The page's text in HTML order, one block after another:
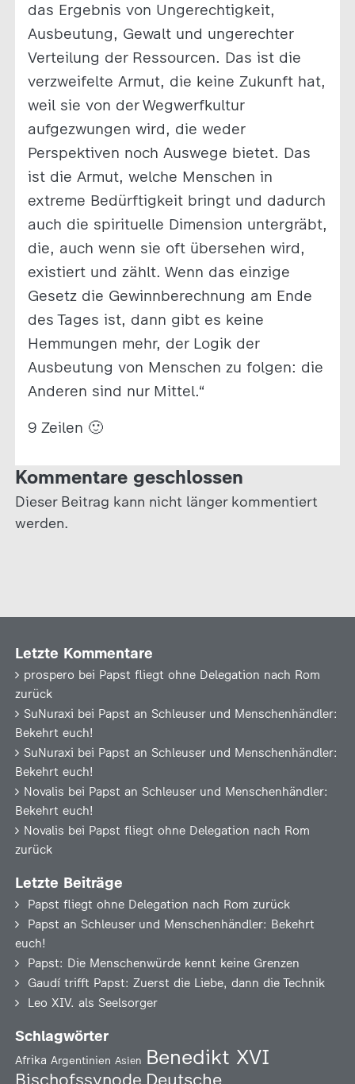
das Ergebnis von Ungerechtigkeit,
Ausbeutung, Gewalt und ungerechter
Verteilung der Ressourcen. Das ist die
verzweifelte Armut, die keine Zukunft hat,
weil sie von der Wegwerfkultur
aufgezwungen wird, die weder
Perspektiven noch Auswege bietet. Das
ist die Armut, welche Menschen in
extreme Bedürftigkeit bringt und dadurch
auch die spirituelle Dimension untergräbt,
die, auch wenn sie oft übersehen wird,
existiert und zählt. Wenn das einzige
Gesetz die Gewinnberechnung am Ende
des Tages ist, dann gibt es keine
Hemmungen mehr, der Logik der
Ausbeutung von Menschen zu folgen: die
Anderen sind nur Mittel.“
9 Zeilen 🙂
Kommentare geschlossen
Dieser Beitrag kann nicht länger kommentiert
werden.
Letzte Kommentare
prospero bei Papst fliegt ohne Delegation nach Rom
zurück
SuNuraxi bei Papst an Schleuser und Menschenhändler:
Bekehrt euch!
SuNuraxi bei Papst an Schleuser und Menschenhändler:
Bekehrt euch!
Novalis bei Papst an Schleuser und Menschenhändler:
Bekehrt euch!
Novalis bei Papst fliegt ohne Delegation nach Rom
zurück
Letzte Beiträge
Papst fliegt ohne Delegation nach Rom zurück
Papst an Schleuser und Menschenhändler: Bekehrt
euch!
Papst: Die Menschenwürde kennt keine Grenzen
Gaudí trifft Papst: Zuerst die Liebe, dann die Technik
Leo XIV. als Seelsorger
Schlagwörter
Afrika Argentinien Asien Benedikt XVI
Bischofssynode